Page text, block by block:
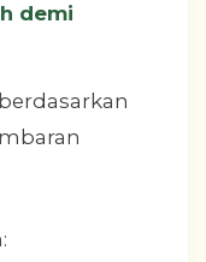
demi